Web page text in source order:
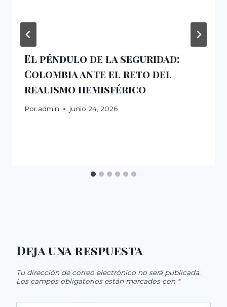
El péndulo de la seguridad:
Colombia ante el reto del
realismo hemisférico
Por admin junio 24, 2026
Deja una respuesta
Tu dirección de correo electrónico no será publicada.
Los campos obligatorios están marcados con *